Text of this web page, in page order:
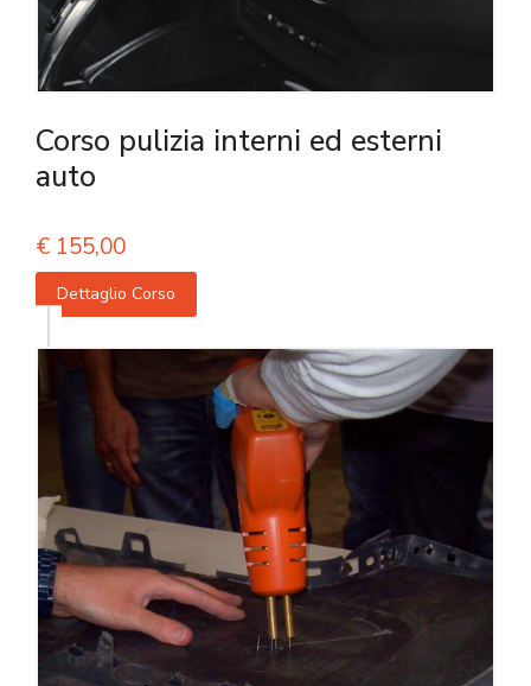
Corso pulizia interni ed esterni
auto
€ 155,00
Dettaglio Corso